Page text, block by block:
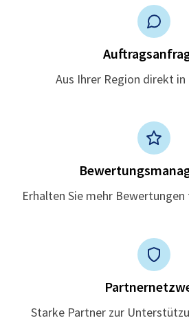
Aus Ihrer Region direkt
Erhalten Sie mehr
Starke Partner zur